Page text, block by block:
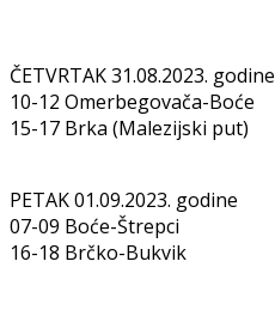
ČETVRTAK 31.08.2023. godine
10-12 Omerbegovača-Boće
15-17 Brka (Malezijski put)
PETAK 01.09.2023. godine
07-09 Boće-Štrepci
16-18 Brčko-Bukvik